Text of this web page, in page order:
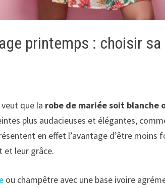
printemps : choisir
que la robe de mariée soit blanche
plus audacieuses et élégantes,
en effet l’avantage d’être
et leur grâce.
ou champêtre avec une base ivoire